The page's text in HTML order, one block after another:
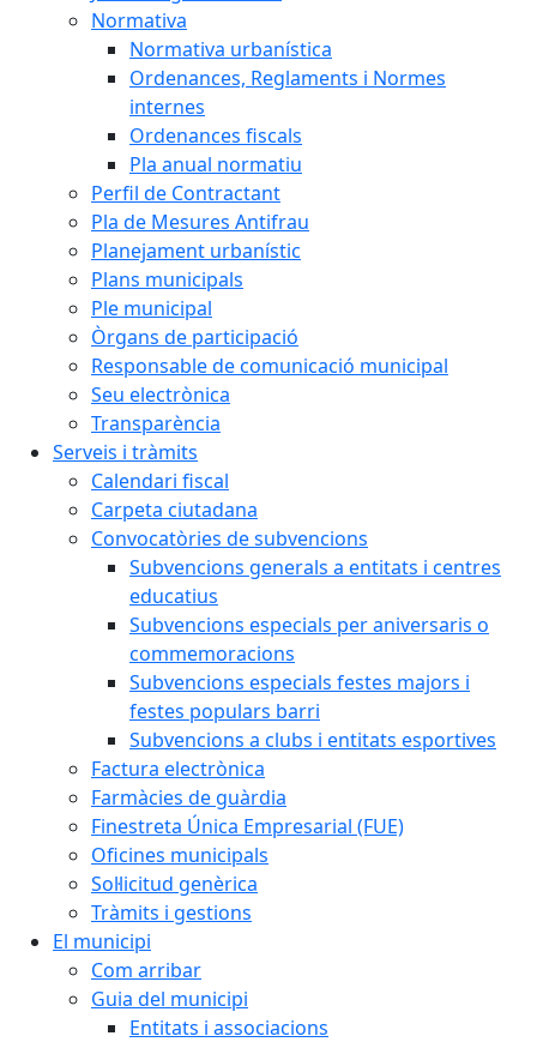
Normativa
Normativa urbanística
Ordenances, Reglaments i Normes
internes
Ordenances fiscals
Pla anual normatiu
Perfil de Contractant
Pla de Mesures Antifrau
Planejament urbanístic
Plans municipals
Ple municipal
Òrgans de participació
Responsable de comunicació municipal
Seu electrònica
Transparència
Serveis i tràmits
Calendari fiscal
Carpeta ciutadana
Convocatòries de subvencions
Subvencions generals a entitats i centres
educatius
Subvencions especials per aniversaris o
commemoracions
Subvencions especials festes majors i
festes populars barri
Subvencions a clubs i entitats esportives
Factura electrònica
Farmàcies de guàrdia
Finestreta Única Empresarial (FUE)
Oficines municipals
Sol·licitud genèrica
Tràmits i gestions
El municipi
Com arribar
Guia del municipi
Entitats i associacions